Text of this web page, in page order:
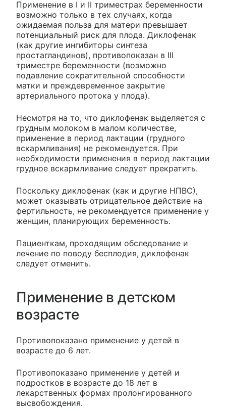
Применение в I и II триместрах беременности
возможно только в тех случаях, когда
ожидаемая польза для матери превышает
потенциальный риск для плода. Диклофенак
(как другие ингибиторы синтеза
простагландинов), противопоказан в III
триместре беременности (возможно
подавление сократительной способности
матки и преждевременное закрытие
артериального протока у плода).
Несмотря на то, что диклофенак выделяется с
грудным молоком в малом количестве,
применение в период лактации (грудного
вскармливания) не рекомендуется. При
необходимости применения в период лактации
грудное вскармливание следует прекратить.
Поскольку диклофенак (как и другие НПВС),
может оказывать отрицательное действие на
фертильность, не рекомендуется применение у
женщин, планирующих беременность.
Пациенткам, проходящим обследование и
лечение по поводу бесплодия, диклофенак
следует отменить.
Применение в детском
возрасте
Противопоказано применение у детей в
возрасте до 6 лет.
Противопоказано применение у детей и
подростков в возрасте до 18 лет в
лекарственных формах пролонгированного
высвобождения.